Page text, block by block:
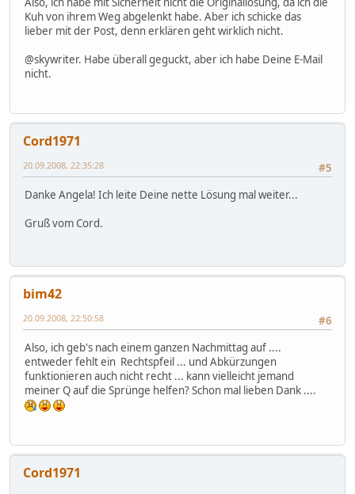
Kuh von ihrem Weg abgelenkt habe. Aber ich schicke das
lieber mit der Post, denn erklären geht wirklich nicht.
@skywriter. Habe überall geguckt, aber ich habe Deine E-Mail
nicht.
Cord1971
#5
20.09.2008, 22:35:28
Danke Angela! Ich leite Deine nette Lösung mal weiter...
Gruß vom Cord.
bim42
#6
20.09.2008, 22:50:58
Also, ich geb's nach einem ganzen Nachmittag auf ....
entweder fehlt ein Rechtspfeil ... und Abkürzungen
funktionieren auch nicht recht ... kann vielleicht jemand
meiner Q auf die Sprünge helfen? Schon mal lieben Dank ....
Cord1971